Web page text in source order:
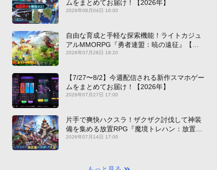
ムをまとめてお届け！【2026年】
2026年08月04日 16:00
自由な育成と手軽な探索機能！ライトカジュ
アルMMORPG『勇者連盟：暁の遠征』【最
新作PICKUP】
2026年07月28日 18:20
【7/27〜8/2】今週配信される新作スマホゲー
ムをまとめてお届け！【2026年】
2026年07月27日 17:00
片手で爽快ハクスラ！ザクザク討伐して神装
備を集める放置RPG『魔境トレハン：放置で
神装備』【最新作PICKUP】
2026年07月14日 17:00